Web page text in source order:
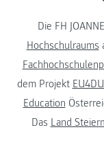
Die FH
Hochschulraums
dem Projekt
Education
Das Land